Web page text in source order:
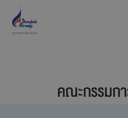
ภาพรวมบริษัทคณะกรรมก